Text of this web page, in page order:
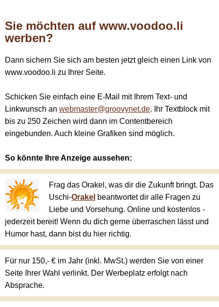
Sie möchten auf www.voodoo.li
werben?
Dann sichern Sie sich am besten jetzt gleich einen Link von
www.voodoo.li zu Ihrer Seite.
Schicken Sie einfach eine E-Mail mit Ihrem Text- und
Linkwunsch an webmaster@groovynet.de. Ihr Textblock mit
bis zu 250 Zeichen wird dann im Contentbereich
eingebunden. Auch kleine Grafiken sind möglich.
So könnte Ihre Anzeige aussehen:
Frag das Orakel, was dir die Zukunft bringt. Das
Uschi-Orakel beantwortet dir alle Fragen zu
Liebe und Vorsehung. Online und kostenlos -
jederzeit bereit! Wenn du dich gerne überraschen lässt und
Humor hast, dann bist du hier richtig.
Für nur 150,- € im Jahr (inkl. MwSt.) werden Sie von einer
Seite Ihrer Wahl verlinkt. Der Werbeplatz erfolgt nach
Absprache.